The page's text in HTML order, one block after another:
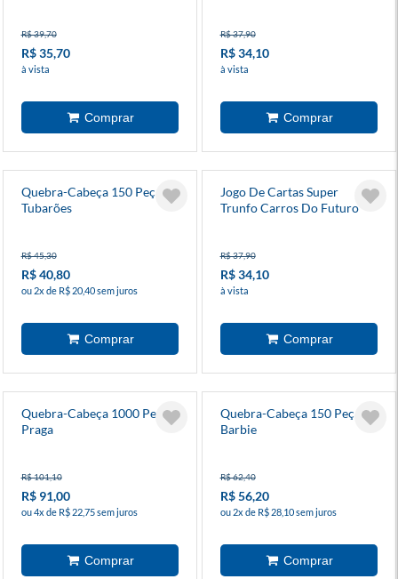
R$ 39,70
R$ 35,70
à vista
R$ 37,90
R$ 34,10
à vista
Quebra-Cabeça 150 Peças
Tubarões
R$ 45,30
R$ 40,80
ou 2x de R$ 20,40 sem juros
Jogo De Cartas Super
Trunfo Carros Do Futuro
R$ 37,90
R$ 34,10
à vista
Quebra-Cabeça 1000 Peças
Praga
R$ 101,10
R$ 91,00
ou 4x de R$ 22,75 sem juros
Quebra-Cabeça 150 Peças
Barbie
R$ 62,40
R$ 56,20
ou 2x de R$ 28,10 sem juros